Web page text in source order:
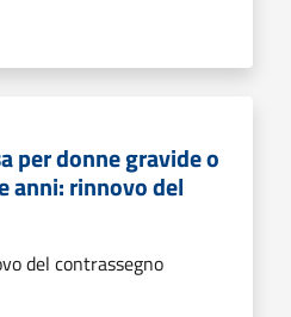
per donne gravide o
anni: rinnovo del
del contrassegno